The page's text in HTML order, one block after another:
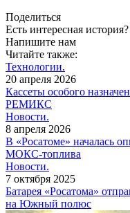
Поделиться
Есть интересная история?
Напишите нам
Читайте также:
Технологии.
20 апреля 2026
Кассеты особого
РЕМИКС
Новости.
8 апреля 2026
В «Росатоме» началась
МОКС-топлива
Новости.
7 октября 2025
Батарея «Росатома»
на Южный полюс